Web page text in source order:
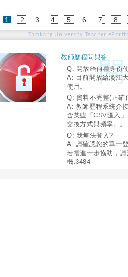
1 (current)
2 3 4 5 6 7 8
Tamkang University Teacher
教師歷程問與答:
Q: 開放給何種身份
A: 目前開放給淡江
使用。
Q: 資料不完整(正確
A: 教師歷程系統介
含某些「CSV匯入
交換方式與頻率。。
Q: 我無法登入?
A: 請確認您的單一
若需進一步協助，
機:3484